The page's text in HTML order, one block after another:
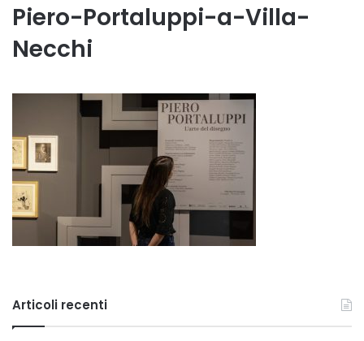
Piero-Portaluppi-a-Villa-
Necchi
Articoli recenti